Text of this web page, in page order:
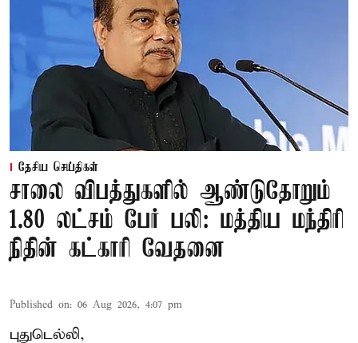
தேசிய செய்திகள்
சாலை விபத்துகளில் ஆண்டுதோறும்
1.80 லட்சம் பேர் பலி: மத்திய மந்திரி
நிதின் கட்காரி வேதனை
Published on: 06 Aug 2026, 4:07 pm
புதுடெல்லி,